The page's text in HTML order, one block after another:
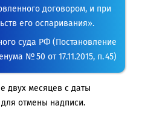
договором, и при
его оспаривания».
суда РФ (Постановление
№ 50 от 17.11.2015, п. 45)
двух месяцев с даты
отмены надписи.